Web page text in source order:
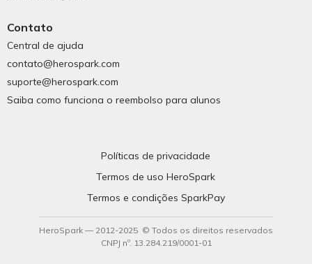
Contato
Central de ajuda
contato@herospark.com
suporte@herospark.com
Saiba como funciona o reembolso para alunos
Políticas de privacidade
Termos de uso HeroSpark
Termos e condições SparkPay
HeroSpark — 2012-2025 © Todos os direitos reservados
CNPJ nº. 13.284.219/0001-01